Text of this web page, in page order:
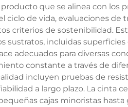
que se alinea con los
de vida, evaluaciones de
criterios de sostenibilidad.
sustratos, incluidas superficies
adecuados para diversas
constante a través de
incluyen pruebas de
a largo plazo. La cinta
cajas minoristas hasta